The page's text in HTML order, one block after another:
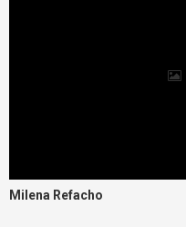
Milena Refacho